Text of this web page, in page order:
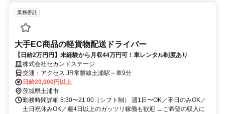
業務委託
大手EC商品の軽貨物配送ドライバー
【日給2万円円】未経験から月収44万円可！車レンタル制度あり
株式会社セカンドステージ
交通・アクセス JR常磐線土浦駅～車9分
日給20,000円以上
茨城県土浦市
勤務時間詳細 8:30〜21:00（シフト制） 週1日〜OK／平日のみOK／
土日祝休みOK／週4日以上のガッツリ稼働も歓迎 ∟ご希望の収入に